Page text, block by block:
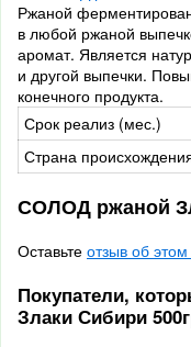
Ржаной
в любой ржаной
аромат. Является
и другой выпечки.
конечного продукта.
Срок реализ (мес.)
Страна
СОЛОД ржаной
Оставьте отзыв об
Покупатели,
Злаки Сибири